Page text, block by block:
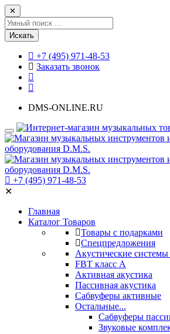
✕
Искать
+7 (495) 971-48-53
Заказать звонок
DMS-ONLINE.RU
+7 (495) 971-48-53
✕
Главная
Каталог Товаров
Товары с подарками
Спецпредложения
Акустические системы
FBT класс А
Активная акустика
Пассивная акустика
Сабвуферы активные
Остальные...
Сабвуферы
Звуковые